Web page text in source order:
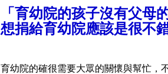
「育幼院的孩子沒有父母
想捐給育幼院應該是很不
育幼院的確很需要大眾的關懷與幫忙，